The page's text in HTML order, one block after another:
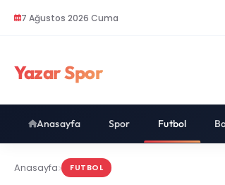
7 Ağustos 2026 Cuma
Yazar Spor
Anasayfa Spor Futbol
Anasayfa FUTBOL